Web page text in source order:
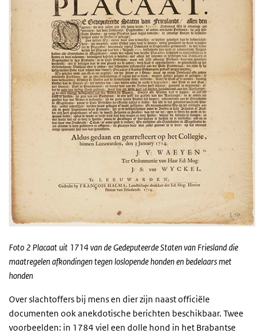
Foto 2 Placaat uit 1714 van de Gedeputeerde Staten van Friesland die
maatregelen afkondingen tegen loslopende honden en bedelaars met
honden
Over slachtoffers bij mens en dier zijn naast officiële
documenten ook anekdotische berichten beschikbaar. Twee
voorbeelden: in 1784 viel een dolle hond in het Brabantse